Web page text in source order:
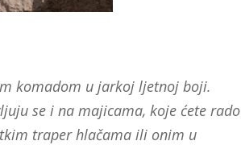
komadom u jarkoj ljetnoj boji.
se i na majicama, koje ćete rado
traper hlačama ili onim u